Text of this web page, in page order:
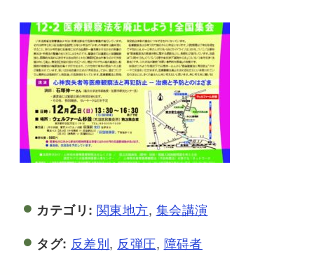
カテゴリ: 関東地方, 集会講演
タグ: 反差別, 反弾圧, 障碍者